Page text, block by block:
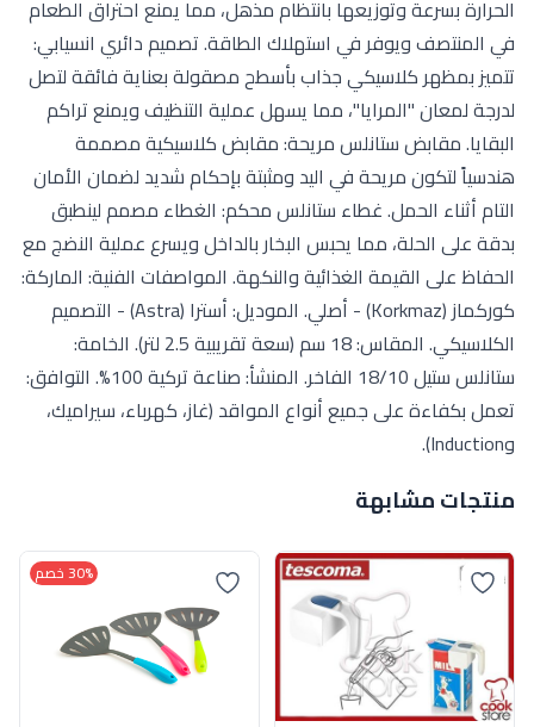
الحرارة بسرعة وتوزيعها بانتظام مذهل، مما يمنع احتراق الطعام
في المنتصف ويوفر في استهلاك الطاقة. تصميم دائري انسيابي:
تتميز بمظهر كلاسيكي جذاب بأسطح مصقولة بعناية فائقة لتصل
لدرجة لمعان "المرايا"، مما يسهل عملية التنظيف ويمنع تراكم
البقايا. مقابض ستانلس مريحة: مقابض كلاسيكية مصممة
هندسياً لتكون مريحة في اليد ومثبتة بإحكام شديد لضمان الأمان
التام أثناء الحمل. غطاء ستانلس محكم: الغطاء مصمم لينطبق
بدقة على الحلة، مما يحبس البخار بالداخل ويسرع عملية النضج مع
الحفاظ على القيمة الغذائية والنكهة. المواصفات الفنية: الماركة:
كوركماز (Korkmaz) - أصلي. الموديل: أسترا (Astra) - التصميم
الكلاسيكي. المقاس: 18 سم (سعة تقريبية 2.5 لتر). الخامة:
ستانلس ستيل 18/10 الفاخر. المنشأ: صناعة تركية 100%. التوافق:
تعمل بكفاءة على جميع أنواع المواقد (غاز، كهرباء، سيراميك،
وInduction).
منتجات مشابهة
30% خصم